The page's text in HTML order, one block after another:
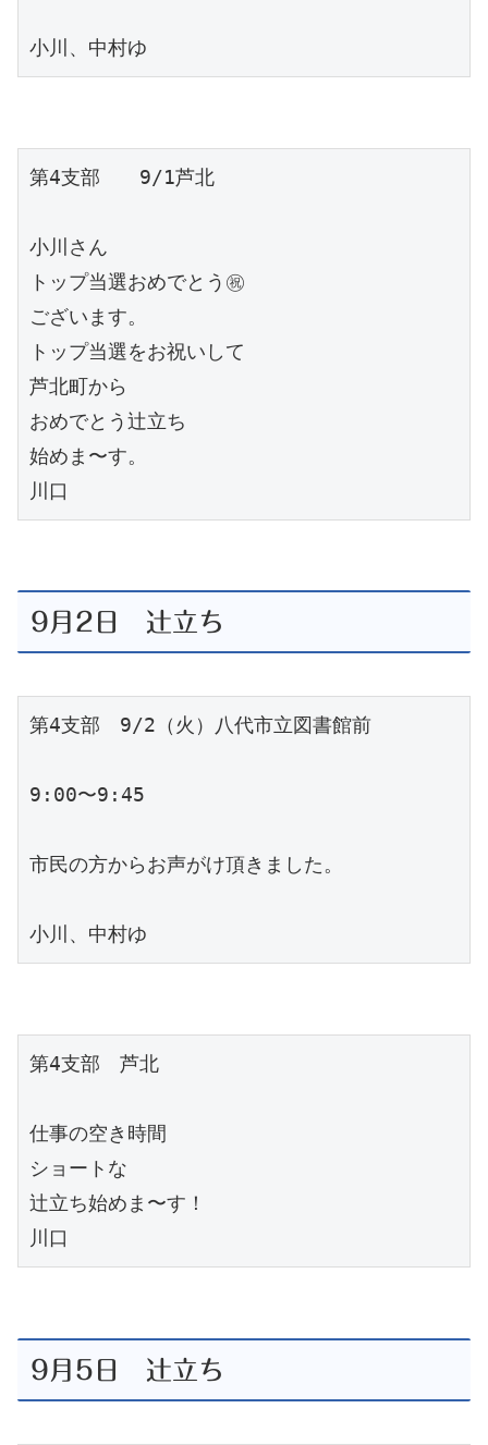
小川、中村ゆ
第4支部　　9/1芦北
小川さん
トップ当選おめでとう㊗️
ございます。
トップ当選をお祝いして
芦北町から
おめでとう辻立ち
始めま〜す。
川口
9月2日 辻立ち
第4支部　9/2（火）八代市立図書館前
9:00〜9:45
市民の方からお声がけ頂きました。
小川、中村ゆ
第4支部　芦北
仕事の空き時間
ショートな
辻立ち始めま〜す！
川口
9月5日 辻立ち